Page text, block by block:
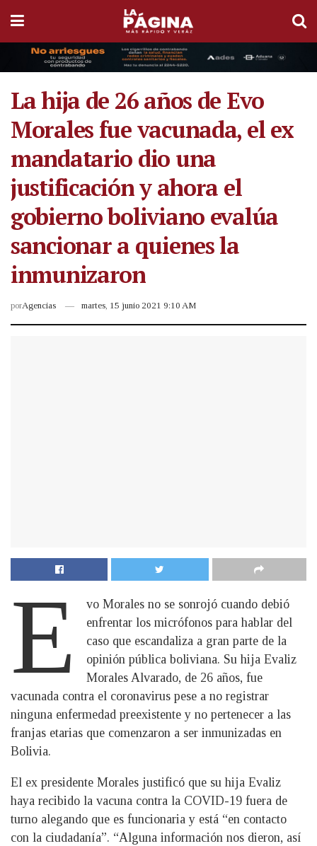
La hija de 26 años de Evo
Morales fue vacunada, el ex
mandatario dio una
justificación y ahora el
gobierno boliviano evalúa
sancionar a quienes la
inmunizaron
porAgencias martes, 15 junio 2021 9:10 AM
E
vo Morales no se sonrojó cuando debió
enfrentar los micrófonos para hablar del
caso que escandaliza a gran parte de la
opinión pública boliviana. Su hija Evaliz
Morales Alvarado, de 26 años, fue
vacunada contra el coronavirus pese a no registrar
ninguna enfermedad preexistente y no pertenecer a las
franjas etarias que comenzaron a ser inmunizadas en
Bolivia.
El ex presidente Morales justificó que su hija Evaliz
haya recibido la vacuna contra la COVID-19 fuera de
turno alegando que es funcionaria y está “en contacto
con la ciudadanía”. “Alguna información nos dieron, así